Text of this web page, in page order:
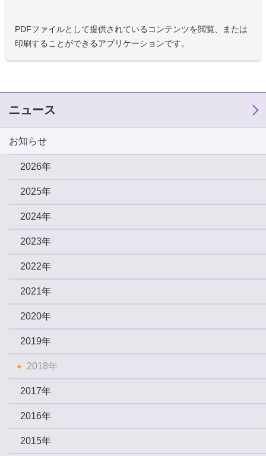
PDFファイルとして提供されているコンテンツを閲覧、または
印刷することができるアプリケーションです。
ニュース
お知らせ
2026年
2025年
2024年
2023年
2022年
2021年
2020年
2019年
2018年
2017年
2016年
2015年